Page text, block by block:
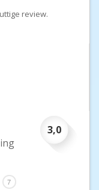
review.
3,0
7